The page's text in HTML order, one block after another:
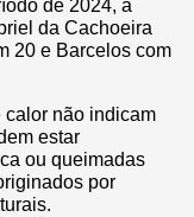
de 2024, a
da Cachoeira
20 e Barcelos com
calor não indicam
estar
ou queimadas
por